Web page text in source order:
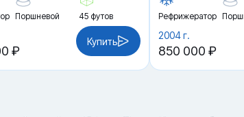
Поршневой 45 футов
₽
Купить
Рефрижератор
2004 г.
850 000 ₽